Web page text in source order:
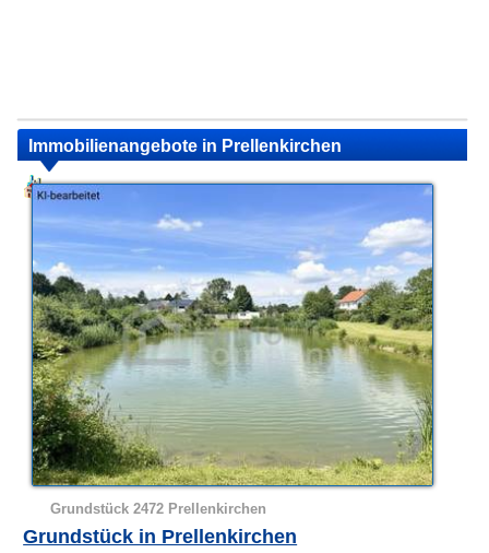
Immobilienangebote in Prellenkirchen
Grundstück 2472 Prellenkirchen
Grundstück in Prellenkirchen